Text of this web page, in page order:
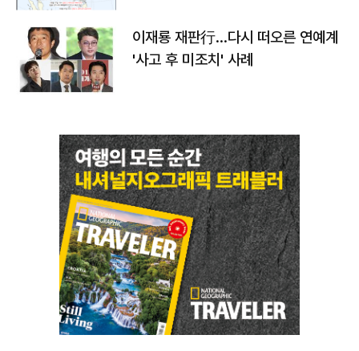
이재룡 재판行…다시 떠오른 연예계
'사고 후 미조치' 사례